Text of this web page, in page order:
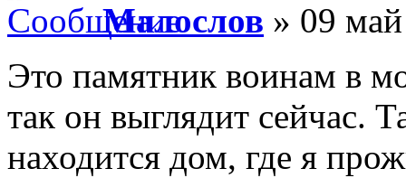
Малослов » 09
Это памятник воинам в
так он выглядит сейчас.
находится дом, где я